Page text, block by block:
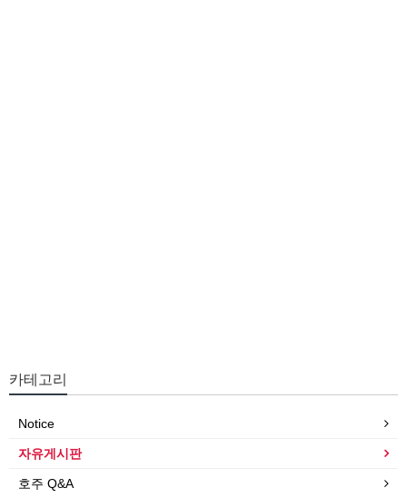
카테고리
Notice
자유게시판
호주 Q&A